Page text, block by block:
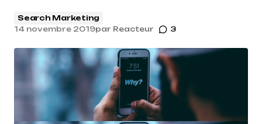
Search Marketing
14 novembre 2019par Reacteur 3